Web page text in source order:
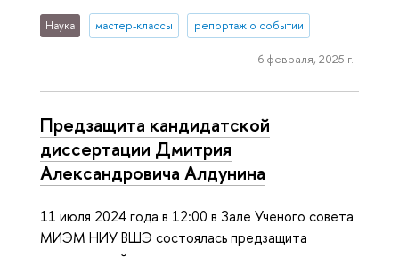
Наука мастер-классы репортаж о событии
6 февраля, 2025 г.
Предзащита кандидатской
диссертации Дмитрия
Александровича Алдунина
11 июля 2024 года в 12:00 в Зале Ученого совета
МИЭМ НИУ ВШЭ состоялась предзащита